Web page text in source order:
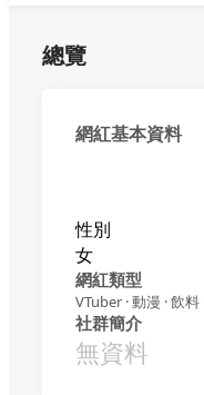
總覽
網紅基本資料
性別
女
網紅類型
VTuber · 動漫 · 飲
社群簡介
無資料